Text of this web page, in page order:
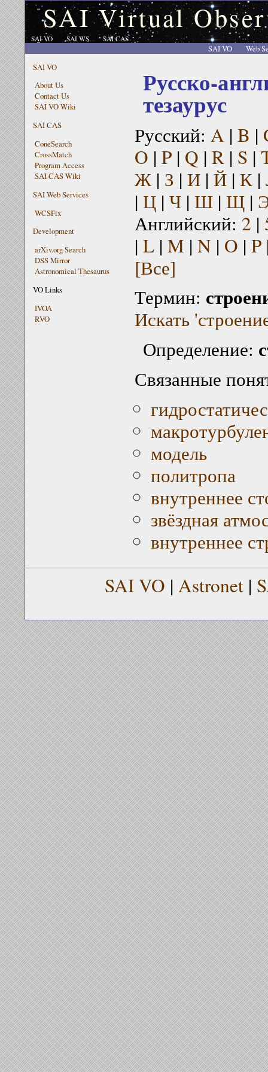
SAI Virtual
SAI VO SAI WS SAI CAS
SAI VO
Web
SAI VO
About Us
Contact Us
SAI VO Wiki
SAI CAS
ConeSearch
CrossMatch
Program Access
SAI CAS Wiki
SAI Web Services
WCSFix
Development
arXiv.org Search
DSS Mirror
Astronomical Thesaurus
VO Links
IVOA
RVO
Русско-
тезаурус
Русский: A | B |
O | P| Q | R| S |
Ж| З | И| Й| К|
| Ц| Ч| Ш| Щ|
Английский: 2 |
| L| M | N | O | P
[Все]
Термин:
Искать
Определение:
Связанные
модель
политропа
внутреннее
звёздная
внутреннее
SAI VO | Astronet |